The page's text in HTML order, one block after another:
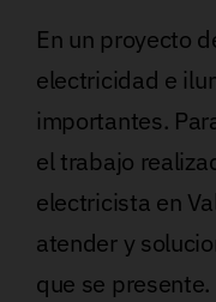
En un proyecto
electricidad e
importantes.
el trabajo
electricista en
atender y
que se presente.